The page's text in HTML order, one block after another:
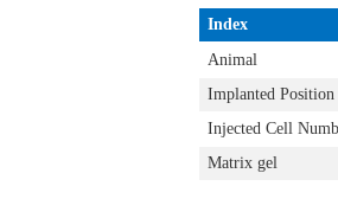
Index
Animal
Implanted Position
Injected Cell
Matrix gel